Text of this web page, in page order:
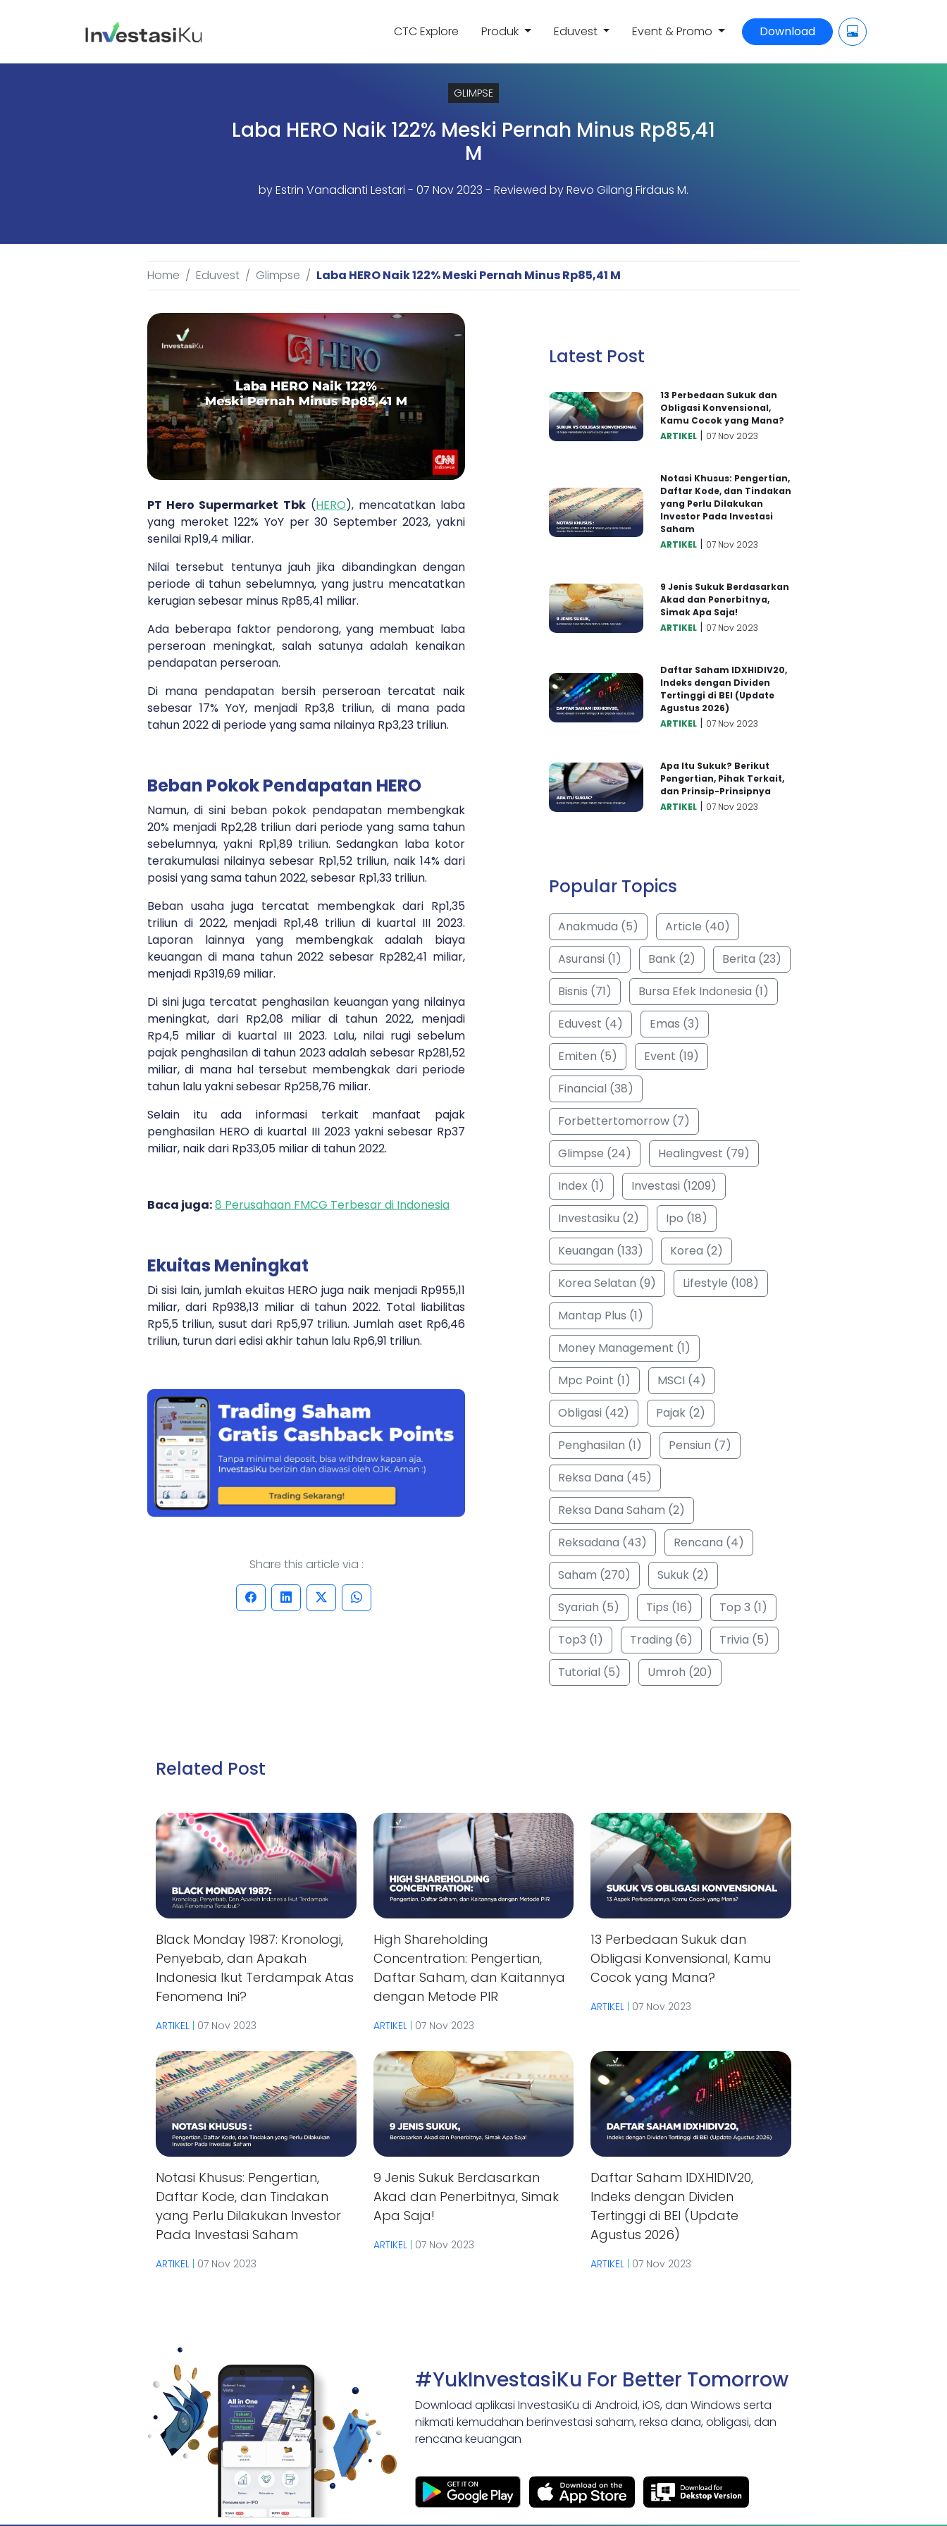
CTC Explore Produk Eduvest Event & Promo Download
GLIMPSE
Laba HERO Naik 122% Meski Pernah Minus Rp85,41
M
byEstrin Vanadianti Lestari - 07 Nov 2023 - Reviewed by Revo Gilang Firdaus M.
Home Eduvest Glimpse Laba HERO Naik 122% Meski Pernah Minus Rp85,41 M
PT Hero Supermarket Tbk(HERO), mencatatkan laba
yang meroket 122% YoY per 30 September 2023, yakni
senilai Rp19,4 miliar.
Nilai tersebut tentunya jauh jika dibandingkan dengan
periode di tahun sebelumnya, yang justru mencatatkan
kerugian sebesar minus Rp85,41 miliar.
Ada beberapa faktor pendorong, yang membuat laba
perseroan meningkat, salah satunya adalah kenaikan
pendapatan perseroan.
Di mana pendapatan bersih perseroan tercatat naik
sebesar 17% YoY, menjadi Rp3,8 triliun, di mana pada
tahun 2022 di periode yang sama nilainya Rp3,23 triliun.
Beban Pokok Pendapatan HERO
Namun, di sini beban pokok pendapatan membengkak
20% menjadi Rp2,28 triliun dari periode yang sama tahun
sebelumnya, yakni Rp1,89 triliun. Sedangkan laba kotor
terakumulasi nilainya sebesar Rp1,52 triliun, naik 14% dari
posisi yang sama tahun 2022, sebesar Rp1,33 triliun.
Beban usaha juga tercatat membengkak dari Rp1,35
triliun di 2022, menjadi Rp1,48 triliun di kuartal III 2023.
Laporan lainnya yang membengkak adalah biaya
keuangan di mana tahun 2022 sebesar Rp282,41 miliar,
menjadi Rp319,69 miliar.
Di sini juga tercatat penghasilan keuangan yang nilainya
meningkat, dari Rp2,08 miliar di tahun 2022, menjadi
Rp4,5 miliar di kuartal III 2023. Lalu, nilai rugi sebelum
pajak penghasilan di tahun 2023 adalah sebesar Rp281,52
miliar, di mana hal tersebut membengkak dari periode
tahun lalu yakni sebesar Rp258,76 miliar.
Selain itu ada informasi terkait manfaat pajak
penghasilan HERO di kuartal III 2023 yakni sebesar Rp37
miliar, naik dari Rp33,05 miliar di tahun 2022.
Baca juga:8 Perusahaan FMCG Terbesar di Indonesia
Ekuitas Meningkat
Di sisi lain, jumlah ekuitas HERO juga naik menjadi Rp955,11
miliar, dari Rp938,13 miliar di tahun 2022. Total liabilitas
Rp5,5 triliun, susut dari Rp5,97 triliun. Jumlah aset Rp6,46
triliun, turun dari edisi akhir tahun lalu Rp6,91 triliun.
Share this article via :
Latest Post
13 Perbedaan Sukuk dan
Obligasi Konvensional,
Kamu Cocok yang Mana?
ARTIKEL | 07 Nov 2023
Notasi Khusus: Pengertian,
Daftar Kode, dan Tindakan
yang Perlu Dilakukan
Investor Pada Investasi
Saham
ARTIKEL | 07 Nov 2023
9 Jenis Sukuk Berdasarkan
Akad dan Penerbitnya,
Simak Apa Saja!
ARTIKEL | 07 Nov 2023
Daftar Saham IDXHIDIV20,
Indeks dengan Dividen
Tertinggi di BEI (Update
Agustus 2026)
ARTIKEL | 07 Nov 2023
Apa Itu Sukuk? Berikut
Pengertian, Pihak Terkait,
dan Prinsip-Prinsipnya
ARTIKEL | 07 Nov 2023
Popular Topics
Anakmuda (5)
Article (40)
Asuransi (1)
Bank (2)
Berita (23)
Bisnis (71)
Bursa Efek Indonesia (1)
Eduvest (4)
Emas (3)
Emiten (5)
Event (19)
Financial (38)
Forbettertomorrow (7)
Glimpse (24)
Healingvest (79)
Index (1)
Investasi (1209)
Investasiku (2)
Ipo (18)
Keuangan (133)
Korea (2)
Korea Selatan (9)
Lifestyle (108)
Mantap Plus (1)
Money Management (1)
Mpc Point (1)
MSCI (4)
Obligasi (42)
Pajak (2)
Penghasilan (1)
Pensiun (7)
Reksa Dana (45)
Reksa Dana Saham (2)
Reksadana (43)
Rencana (4)
Saham (270)
Sukuk (2)
Syariah (5)
Tips (16)
Top 3 (1)
Top3 (1)
Trading (6)
Trivia (5)
Tutorial (5)
Umroh (20)
Related Post
Black Monday 1987: Kronologi,
Penyebab, dan Apakah
Indonesia Ikut Terdampak Atas
Fenomena Ini?
ARTIKEL | 07 Nov 2023
High Shareholding
Concentration: Pengertian,
Daftar Saham, dan Kaitannya
dengan Metode PIR
ARTIKEL| 07 Nov 2023
13 Perbedaan Sukuk dan
Obligasi Konvensional, Kamu
Cocok yang Mana?
ARTIKEL | 07 Nov 2023
Notasi Khusus: Pengertian,
Daftar Kode, dan Tindakan
yang Perlu Dilakukan Investor
Pada Investasi Saham
ARTIKEL | 07 Nov 2023
9 Jenis Sukuk Berdasarkan
Akad dan Penerbitnya, Simak
Apa Saja!
ARTIKEL| 07 Nov 2023
Daftar Saham IDXHIDIV20,
Indeks dengan Dividen
Tertinggi di BEI (Update
Agustus 2026)
ARTIKEL | 07 Nov 2023
#YukInvestasiKu For Better Tomorrow
Download aplikasi InvestasiKu di Android, iOS, dan Windows serta
nikmati kemudahan berinvestasi saham, reksa dana, obligasi, dan
rencana keuangan